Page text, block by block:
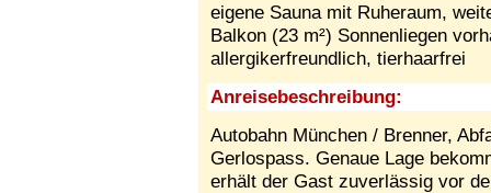
eigene Sauna mit Ruheraum,
Balkon (23 m²) Sonnenliegen
allergikerfreundlich, tierhaarfrei
Anreisebeschreibung:
Autobahn München / Brenner,
Gerlospass. Genaue Lage
erhält der Gast zuverlässig vor